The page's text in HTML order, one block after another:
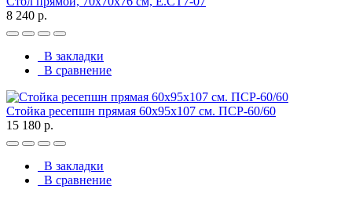
8 240 р.
В закладки
В сравнение
Стойка ресепшн прямая 60х95х107 см. ПСР-60/60
15 180 р.
В закладки
В сравнение